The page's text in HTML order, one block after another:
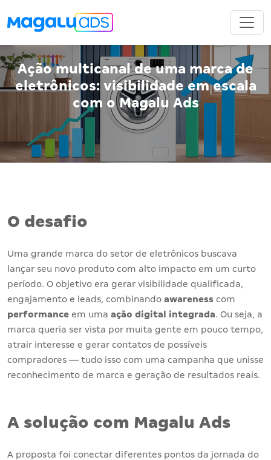
Ação multicanal de uma marca de
eletrônicos: visibilidade em escala
com o Magalu Ads
O desafio
Uma grande marca do setor de eletrônicos buscava
lançar seu novo produto com alto impacto em um curto
período. O objetivo era gerar visibilidade qualificada,
engajamento e leads, combinando awareness com
performance em uma ação digital integrada. Ou seja, a
marca queria ser vista por muita gente em pouco tempo,
atrair interesse e gerar contatos de possíveis
compradores — tudo isso com uma campanha que unisse
reconhecimento de marca e geração de resultados reais.
A solução com Magalu Ads
A proposta foi conectar diferentes pontos da jornada do